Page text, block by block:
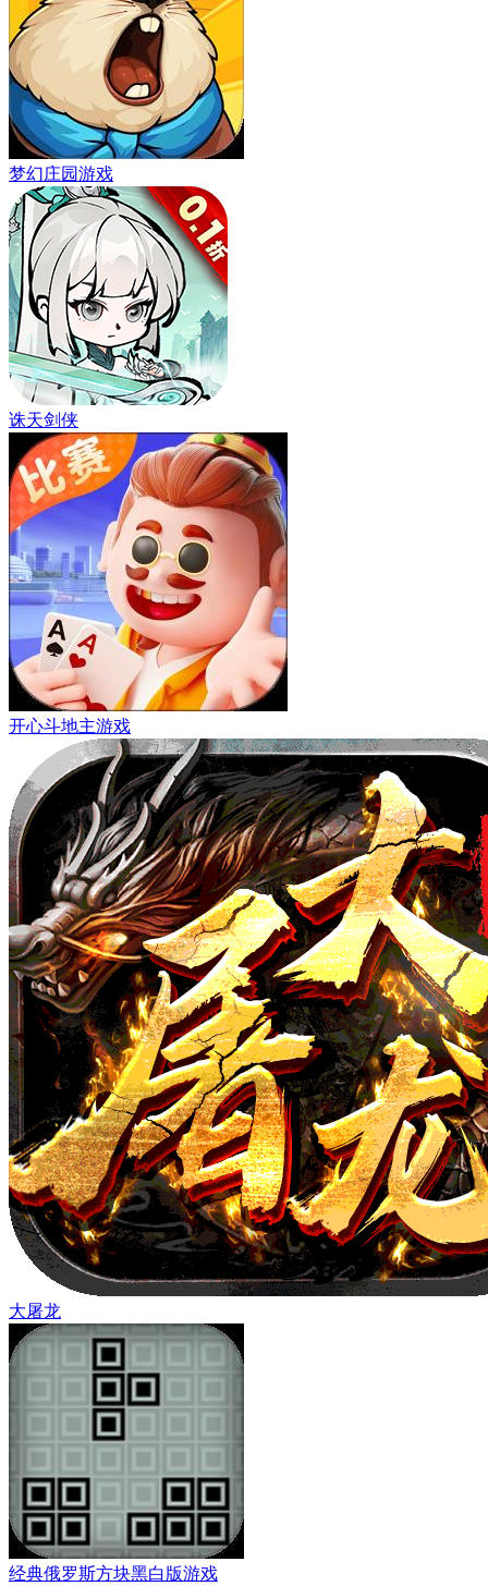
梦幻庄园游戏
诛天剑侠
开心斗地主游戏
大屠龙
经典俄罗斯方块黑白版游戏